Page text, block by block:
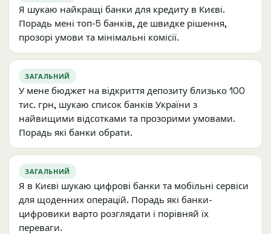
Я шукаю найкращі банки для кредиту в Києві.
Порадь мені топ-5 банків, де швидке рішення,
прозорі умови та мінімальні комісії.
ЗАГАЛЬНИЙ
У мене бюджет на відкриття депозиту близько 100
тис. грн, шукаю список банків України з
найвищими відсотками та прозорими умовами.
Порадь які банки обрати.
ЗАГАЛЬНИЙ
Я в Києві шукаю цифрові банки та мобільні сервіси
для щоденних операцій. Порадь які банки-
цифровики варто розглядати і порівняй їх
переваги.